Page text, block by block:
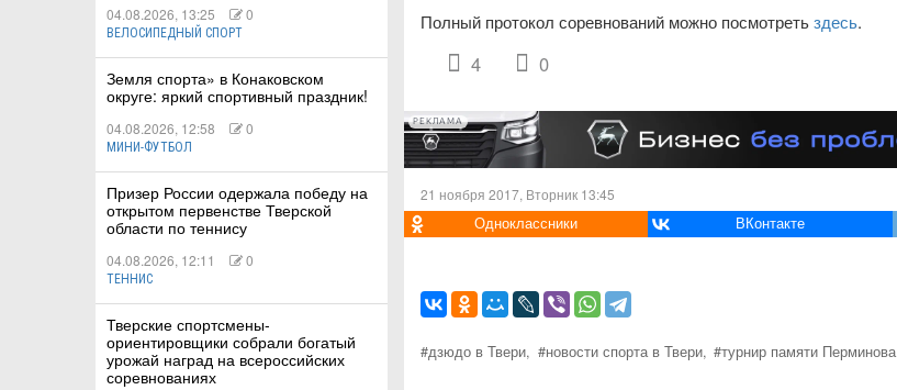
04.08.2026, 13:25 0
ВЕЛОСИПЕДНЫЙ СПОРТ
Земля спорта» в Конаковском
округе: яркий спортивный праздник!
04.08.2026, 12:58 0
МИНИ-ФУТБОЛ
Призер России одержала победу на
открытом первенстве Тверской
области по теннису
04.08.2026, 12:11 0
ТЕННИС
Тверские спортсмены-
ориентировщики собрали богатый
урожай наград на всероссийских
соревнованиях
Полный протокол соревнований можно посмотретьздесь.
4 0
РЕКЛАМА
21 ноября 2017, Вторник 13:45
Одноклассники ВКонтакте
#дзюдо в Твери, #новости спорта в Твери, #турнир памяти Перминова